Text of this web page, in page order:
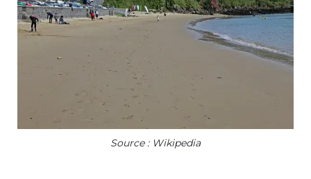
Source : Wikipedia